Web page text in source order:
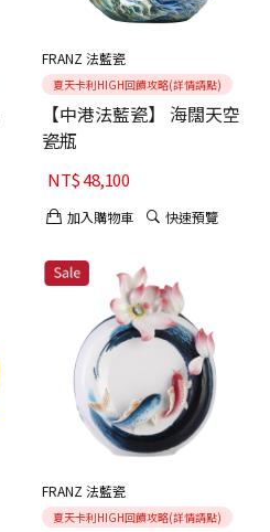
FRANZ 法藍瓷
夏天卡利HIGH回饋攻略(詳情請點)
【中港法藍瓷】 海闊天空
瓷瓶
NT$48,100
加入購物車 快速預覽
FRANZ 法藍瓷
夏天卡利HIGH回饋攻略(詳情請點)